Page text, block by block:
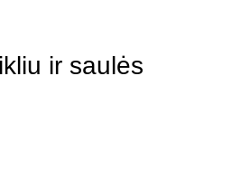
ir saulės